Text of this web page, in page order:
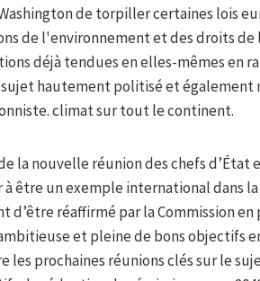
de torpiller certaines lois
de l'environnement et des droits de
déjà tendues en elles-mêmes en
hautement politisé et également
climat sur tout le continent.
la nouvelle réunion des chefs d’État
à être un exemple international dans
d’être réaffirmé par la Commission
et pleine de bons objectifs
les prochaines réunions clés sur le